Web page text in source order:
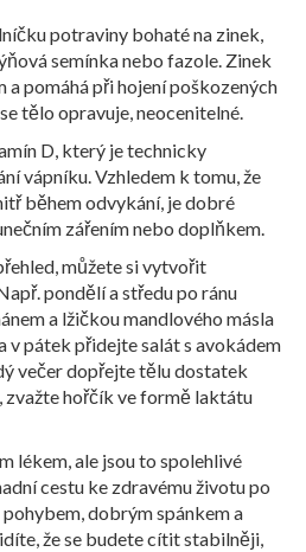
potraviny bohaté na zinek,
semínka nebo fazole. Zinek
pomáhá při hojení poškozených
tělo opravuje, neocenitelné.
D, který je technicky
vápníku. Vzhledem k tomu, že
během odvykání, je dobré
zářením nebo doplňkem.
můžete si vytvořit
pondělí a středu po ránu
a lžičkou mandlového másla
v pátek přidejte salát s avokádem
večer dopřejte tělu dostatek
zvažte hořčík ve formě laktátu
lékem, ale jsou to spolehlivé
cestu ke zdravému životu po
dobrým spánkem a
že se budete cítit stabilněji,